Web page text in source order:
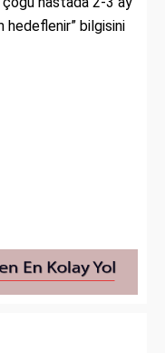
hedeflenir” bilgisini